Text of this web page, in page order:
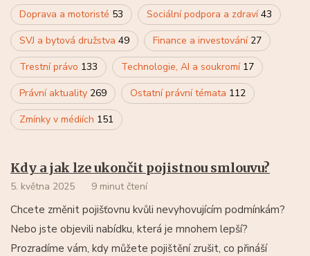
Doprava a motoristé 53 Sociální podpora a zdraví43
SVJ a bytová družstva 49 Finance a investování 27
Trestní právo 133 Technologie, AI a soukromí 17
Právní aktuality 269 Ostatní právní témata 112
Zmínky v médiích 151
Kdy a jak lze ukončit pojistnou smlouvu?
5. května 2025 9 minut čtení
Chcete změnit pojišťovnu kvůli nevyhovujícím podmínkám?
Nebo jste objevili nabídku, která je mnohem lepší?
Prozradíme vám, kdy můžete pojištění zrušit, co přináší